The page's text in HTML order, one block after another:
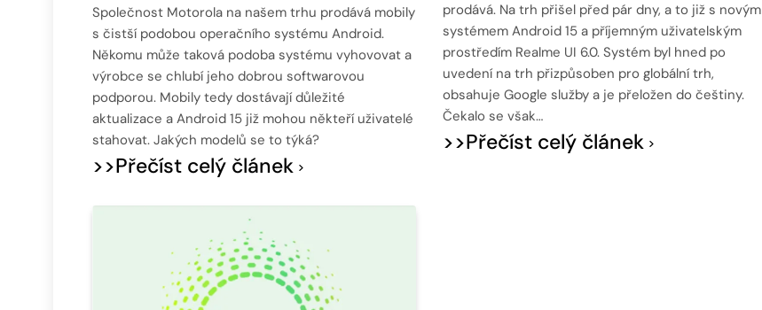
Společnost Motorola na našem trhu prodává mobily
s čistší podobou operačního systému Android.
Někomu může taková podoba systému vyhovovat a
výrobce se chlubí jeho dobrou softwarovou
podporou. Mobily tedy dostávají důležité
aktualizace a Android 15 již mohou někteří uživatelé
stahovat. Jakých modelů se to týká?
>>Přečíst celý článek
prodává. Na trh přišel před pár dny, a to již s novým
systémem Android 15 a příjemným uživatelským
prostředím Realme UI 6.0. Systém byl hned po
uvedení na trh přizpůsoben pro globální trh,
obsahuje Google služby a je přeložen do češtiny.
Čekalo se však…
>>Přečíst celý článek